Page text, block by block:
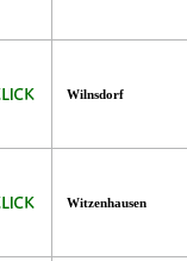
Wilnsdorf
Witzenhausen